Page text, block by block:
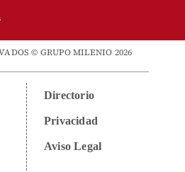
© GRUPO MILENIO 2026
Directorio
Privacidad
Aviso Legal